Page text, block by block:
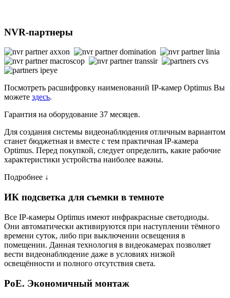
NVR-партнеры
Посмотреть расшифровку наименований IP-камер Optimus Вы
можете здесь.
Гарантия на оборудование 37 месяцев.
Для создания системы видеонаблюдения отличным вариантом
станет бюджетная и вместе с тем практичная IP-камера
Optimus. Перед покупкой, следует определить, какие рабочие
характеристики устройства наиболее важны.
Подробнее ↓
ИК подсветка для съемки в темноте
Все IP-камеры Optimus имеют инфракрасные светодиоды.
Они автоматически активируются при наступлении тёмного
времени суток, либо при выключении освещения в
помещении. Данная технология в видеокамерах позволяет
вести видеонаблюдение даже в условиях низкой
освещённости и полного отсутствия света.
PoE. Экономичный монтаж